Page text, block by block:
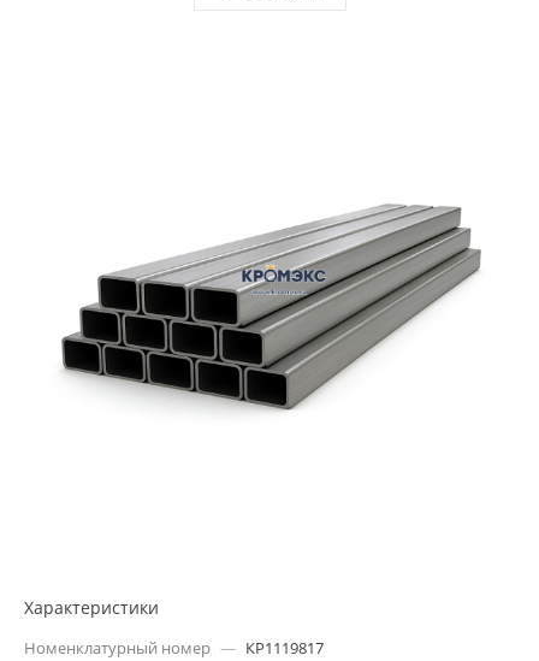
Характеристики
Номенклатурный номер — КР1119817